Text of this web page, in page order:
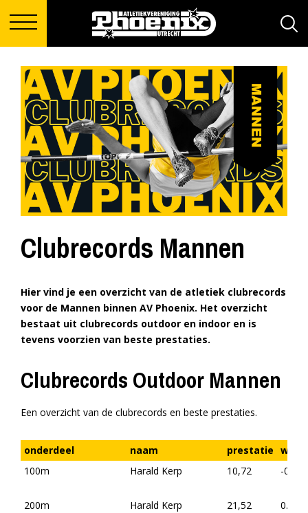
Clubrecords Mannen
Hier vind je een overzicht van de atletiek clubrecords
voor de Mannen binnen AV Phoenix. Het overzicht
bestaat uit clubrecords outdoor en indoor en is
tevens voorzien van beste prestaties.
Clubrecords Outdoor Mannen
Een overzicht van de clubrecords en beste prestaties.
onderdeel naam prestatie
100m
Harald Kerp 10,72 -0.9
200m Harald Kerp 21,52 0.0